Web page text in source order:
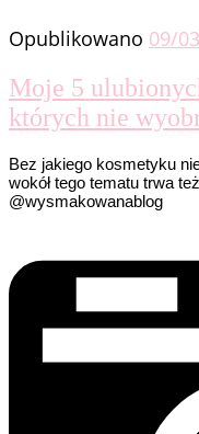
Opublikowano 09/
Moje 5
których nie
Bez jakiego kosmetyku
wokół tego tematu trwa
@wysmakowanablog